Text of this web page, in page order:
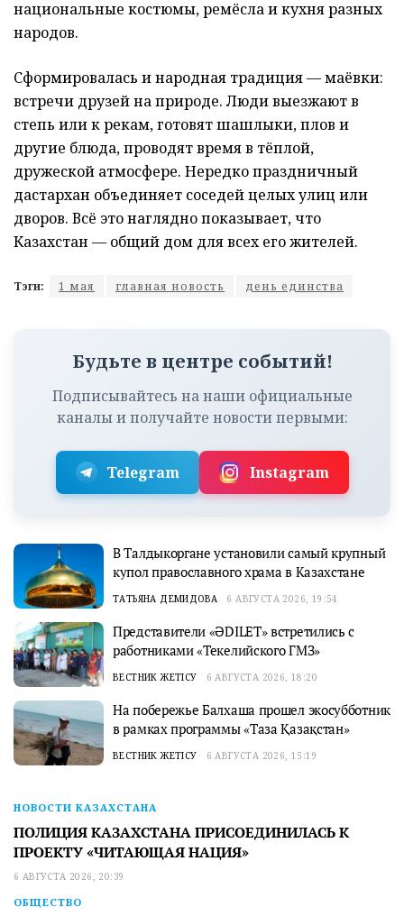
национальные костюмы, ремёсла и кухня разных
народов.
Сформировалась и народная традиция — маёвки:
встречи друзей на природе. Люди выезжают в
степь или к рекам, готовят шашлыки, плов и
другие блюда, проводят время в тёплой,
дружеской атмосфере. Нередко праздничный
дастархан объединяет соседей целых улиц или
дворов. Всё это наглядно показывает, что
Казахстан — общий дом для всех его жителей.
Тэги: 1 мая главная новость день единства
Будьте в центре событий!
Подписывайтесь на наши официальные
каналы и получайте новости первыми:
Telegram Instagram
В Талдыкоргане установили самый крупный
купол православного храма в Казахстане
ТАТЬЯНА ДЕМИДОВА 6 АВГУСТА 2026, 19:54
Представители «ӘDILET» встретились с
работниками «Текелийского ГМЗ»
ВЕСТНИК ЖЕТІСУ 6 АВГУСТА 2026, 18:20
На побережье Балхаша прошел экосубботник
в рамках программы «Таза Қазақстан»
ВЕСТНИК ЖЕТІСУ 6 АВГУСТА 2026, 15:19
НОВОСТИ КАЗАХСТАНА
ПОЛИЦИЯ КАЗАХСТАНА ПРИСОЕДИНИЛАСЬ К
ПРОЕКТУ «ЧИТАЮЩАЯ НАЦИЯ»
6 АВГУСТА 2026, 20:39
ОБЩЕСТВО